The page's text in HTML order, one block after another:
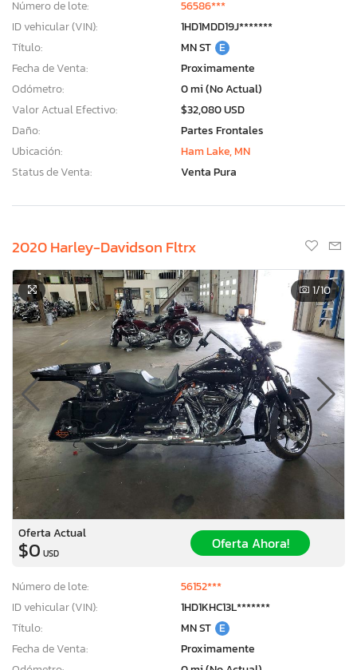
Número de lote:
56586***
ID vehicular (VIN):
1HD1MDD19J*******
Título:
MN ST E
Fecha de Venta:
Proximamente
Odómetro:
0 mi (No Actual)
Valor Actual Efectivo:
$32,080 USD
Daño:
Partes Frontales
Ubicación:
Ham Lake, MN
Status de Venta:
Venta Pura
2020 Harley-Davidson Fltrx
1/10
Oferta Actual
$0 USD
Oferta Ahora!
Número de lote:
56152***
ID vehicular (VIN):
1HD1KHC13L*******
Título:
MN ST E
Fecha de Venta:
Proximamente